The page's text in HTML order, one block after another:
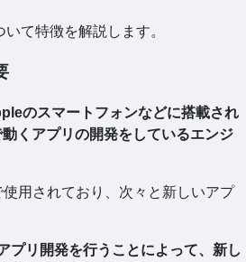
て特徴を解説します。
のスマートフォンなどに搭載され
くアプリの開発をしているエンジ
用されており、次々と新しいアプ
プリ開発を行うことによって、新し